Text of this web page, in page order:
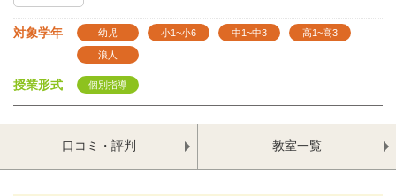
対象学年 幼児 小1~小6 中1~中3 高1~高3
浪人
授業形式 個別指導
口コミ・評判 教室一覧